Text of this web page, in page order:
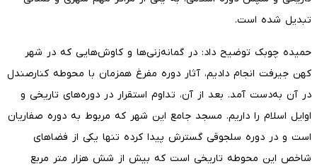
تبدیل شده است.
حمیده چوبک توضیح داد: در گمانه‌زنی‌ها و کاوش‌هایی که در شهر
کهن جیرفت انجام دادیم، آثار دوره مفرغ همزمان با محوطه کنارصندل
در آن به‌دست آمد. بعد از آن، تداوم استقرار در دوره‌های تاریخی و
اوایل اسلام را داریم. مسجد جامع این شهر که مربوط به دوره صفاریان
است و در دوره سلجوقی گسترش پیدا کرده تنها یکی از فضاهای
شاخص این محوطه تاریخی است که بیش از شش هزار متر مربع